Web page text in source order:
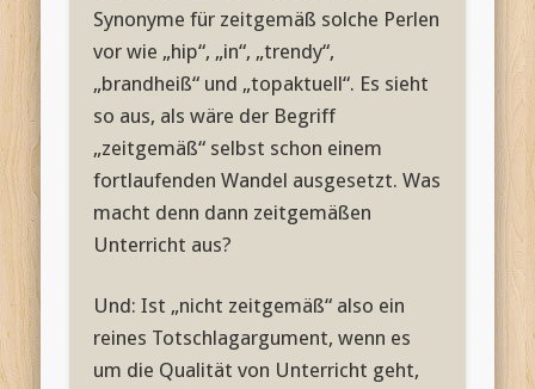
Synonyme für zeitgemäß solche Perlen
vor wie „hip“, „in“, „trendy“,
„brandheiß“ und „topaktuell“. Es sieht
so aus, als wäre der Begriff
„zeitgemäß“ selbst schon einem
fortlaufenden Wandel ausgesetzt. Was
macht denn dann zeitgemäßen
Unterricht aus?
Und: Ist „nicht zeitgemäß“ also ein
reines Totschlagargument, wenn es
um die Qualität von Unterricht geht,